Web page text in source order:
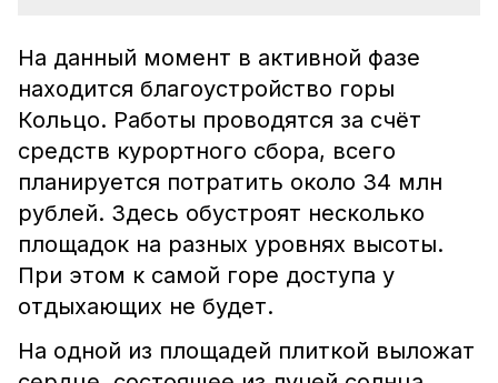
На данный момент в активной фазе
находится благоустройство горы
Кольцо. Работы проводятся за счёт
средств курортного сбора, всего
планируется потратить около 34 млн
рублей. Здесь обустроят несколько
площадок на разных уровнях высоты.
При этом к самой горе доступа у
отдыхающих не будет.
На одной из площадей плиткой выложат